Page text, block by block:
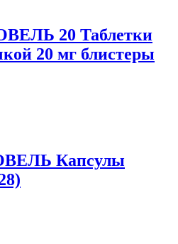
20 Таблетки
20 мг блистеры
Капсулы